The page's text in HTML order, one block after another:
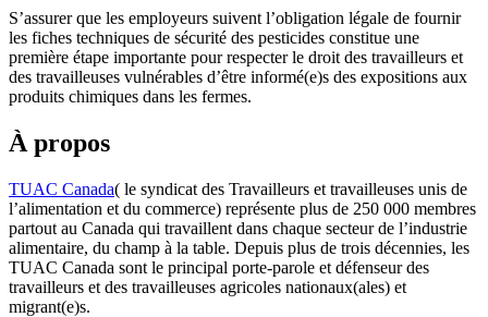
S’assurer que les employeurs suivent l’obligation légale de fournir
les fiches techniques de sécurité des pesticides constitue une
première étape importante pour respecter le droit des travailleurs et
des travailleuses vulnérables d’être informé(e)s des expositions aux
produits chimiques dans les fermes.
À propos
TUAC Canada( le syndicat des Travailleurs et travailleuses unis de
l’alimentation et du commerce) représente plus de 250 000 membres
partout au Canada qui travaillent dans chaque secteur de l’industrie
alimentaire, du champ à la table. Depuis plus de trois décennies, les
TUAC Canada sont le principal porte-parole et défenseur des
travailleurs et des travailleuses agricoles nationaux(ales) et
migrant(e)s.